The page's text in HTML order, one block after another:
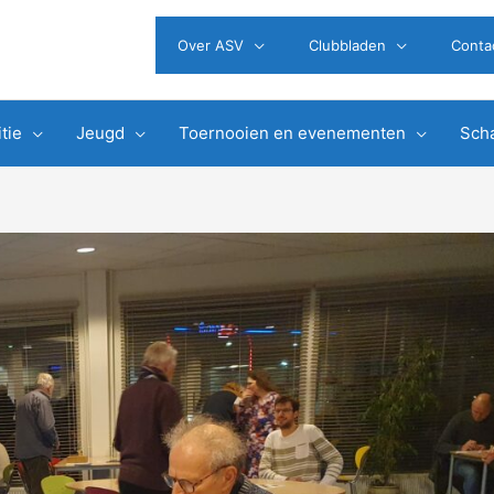
Over ASV Clubbladen
Jeugd Toernooien en evenementen